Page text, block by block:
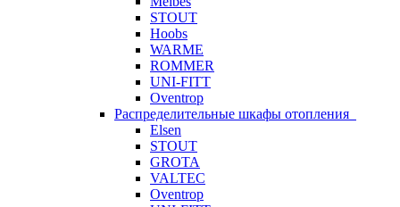
STOUT
Hoobs
WARME
ROMMER
UNI-FITT
Oventrop
Распределительные шкафы отопления
Elsen
STOUT
GROTA
VALTEC
Oventrop